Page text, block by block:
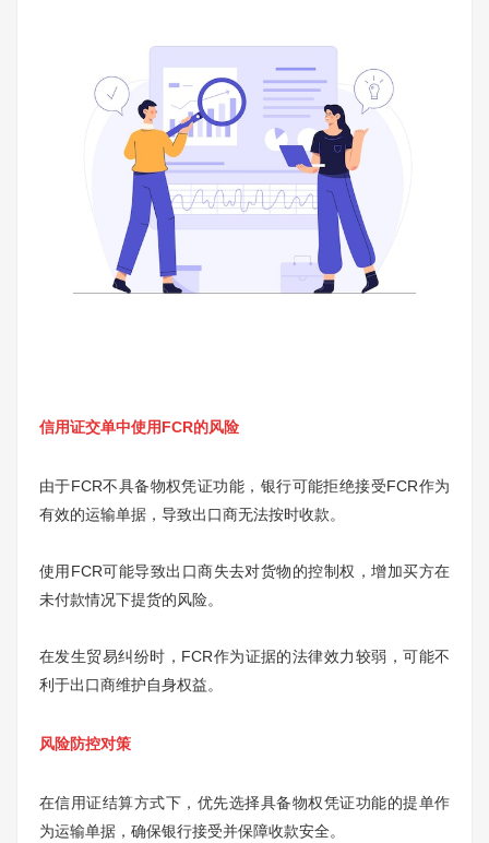
信用证交单中使用FCR的风险
由于FCR不具备物权凭证功能，银行可能拒绝接受FCR作为
有效的运输单据，导致出口商无法按时收款。
使用FCR可能导致出口商失去对货物的控制权，增加买方在
未付款情况下提货的风险。
在发生贸易纠纷时，FCR作为证据的法律效力较弱，可能不
利于出口商维护自身权益。
风险防控对策
在信用证结算方式下，优先选择具备物权凭证功能的提单作
为运输单据，确保银行接受并保障收款安全。